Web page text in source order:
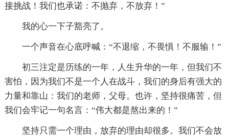
接挑战！我们也承诺：不抛弃，不放弃！”
我的心一下子豁亮了。
一个声音在心底呼喊：“不退缩，不畏惧！不服输！”
初三注定是历练的一年，人生升华的一年，但我们不
害怕，因为我们不是一个人在战斗，我们的身后有强大的
力量和靠山：我们的老师，父母。也许，坚持很痛苦，但
我们会牢记一句名言：“伟大都是熬出来的！”
坚持只需一个理由，放弃的理由却很多。我们不会放